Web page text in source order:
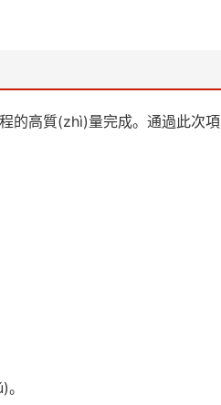
的高質(zhì)量完成。通過此次